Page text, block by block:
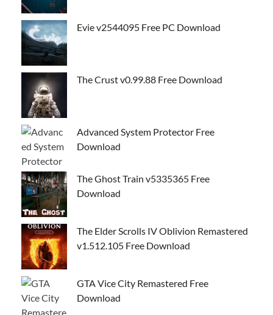
Evie v2544095 Free PC Download
The Crust v0.99.88 Free Download
Advanced System Protector Free
Download
The Ghost Train v5335365 Free
Download
The Elder Scrolls IV Oblivion Remastered
v1.512.105 Free Download
GTA Vice City Remastered Free
Download